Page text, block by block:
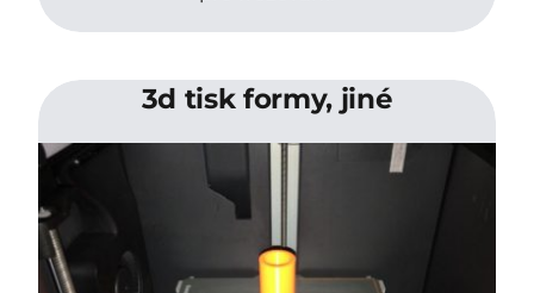
3d tisk formy, jiné